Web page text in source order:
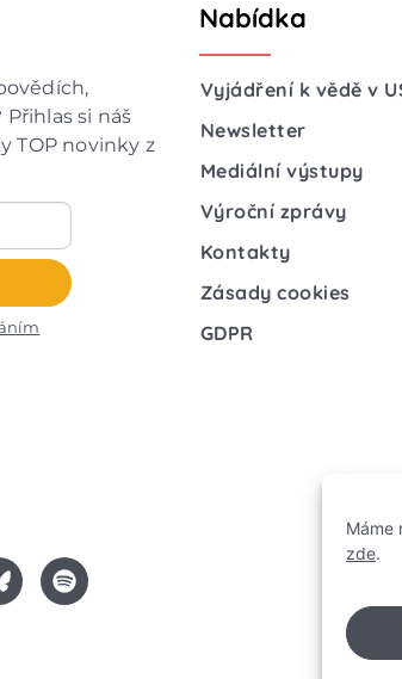
Máme
zde.
si náš
TOP novinky z
Nabídka
Vyjádření k vědě v
Newsletter
Mediální výstupy
Výroční zprávy
Kontakty
Zásady cookies
GDPR